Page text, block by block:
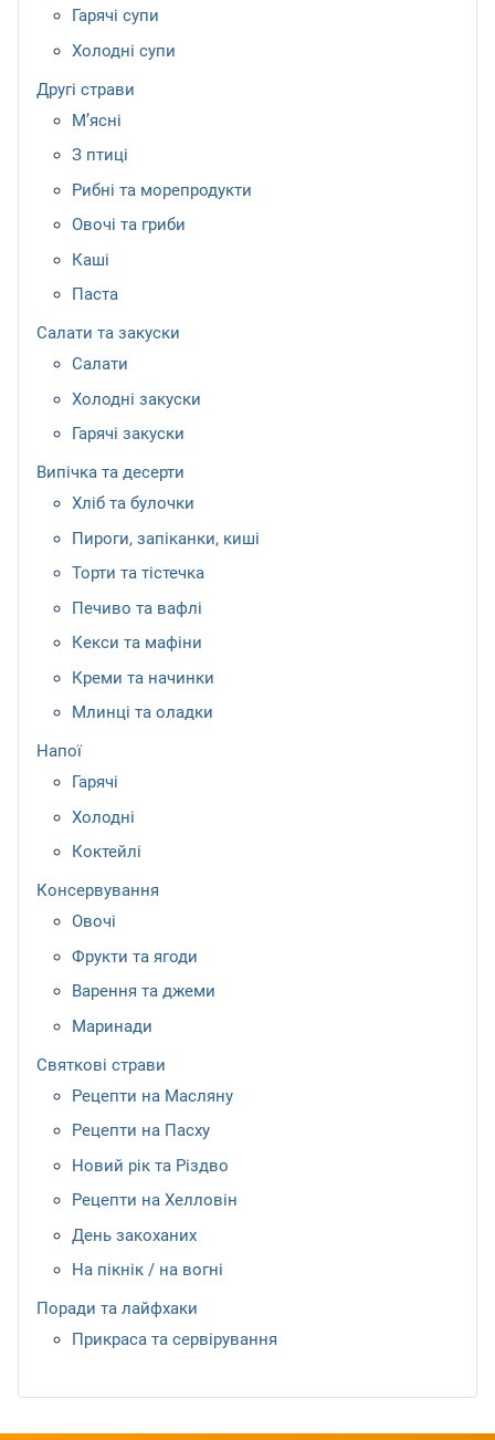
Гарячі супи
Холодні супи
Другі страви
М’ясні
З птиці
Рибні та морепродукти
Овочі та гриби
Каші
Паста
Салати та закуски
Салати
Холодні закуски
Гарячі закуски
Випічка та десерти
Хліб та булочки
Пироги, запіканки, киші
Торти та тістечка
Печиво та вафлі
Кекси та мафіни
Креми та начинки
Млинці та оладки
Напої
Гарячі
Холодні
Коктейлі
Консервування
Овочі
Фрукти та ягоди
Варення та джеми
Маринади
Святкові страви
Рецепти на Масляну
Рецепти на Пасху
Новий рік та Різдво
Рецепти на Хелловін
День закоханих
На пікнік / на вогні
Поради та лайфхаки
Прикраса та сервірування